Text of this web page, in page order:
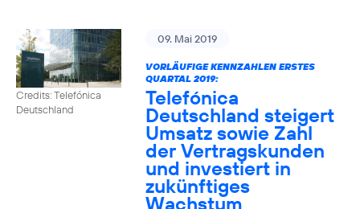
Credits: Telefónica
Deutschland
09. Mai 2019
VORLÄUFIGE KENNZAHLEN ERSTES
QUARTAL 2019:
Telefónica
Deutschland steigert
Umsatz sowie Zahl
der Vertragskunden
und investiert in
zukünftiges
Wachstum